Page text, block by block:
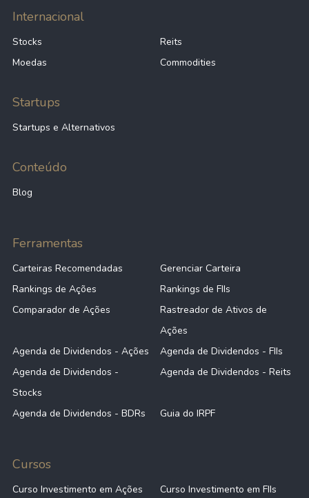
Internacional
Stocks
Reits
Moedas
Commodities
Startups
Startups e Alternativos
Conteúdo
Blog
Ferramentas
Carteiras Recomendadas
Gerenciar Carteira
Rankings de Ações
Rankings de FIIs
Comparador de Ações
Rastreador de Ativos de
Ações
Agenda de Dividendos - Ações
Agenda de Dividendos - FIIs
Agenda de Dividendos -
Stocks
Agenda de Dividendos - Reits
Agenda de Dividendos - BDRs Guia do IRPF
Cursos
Curso Investimento em Ações
Curso Investimento em FIIs